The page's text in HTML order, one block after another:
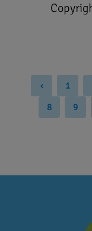
‹ 1
8
9